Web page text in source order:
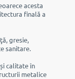
acesta
finală a
gresie,
sanitare.
calitate în
metalice